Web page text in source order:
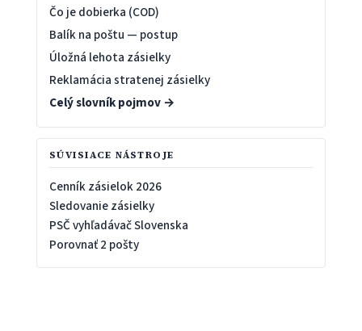
Čo je dobierka (COD)
Balík na poštu — postup
Úložná lehota zásielky
Reklamácia stratenej zásielky
Celý slovník pojmov →
SÚVISIACE NÁSTROJE
Cenník zásielok 2026
Sledovanie zásielky
PSČ vyhľadávač Slovenska
Porovnať 2 pošty